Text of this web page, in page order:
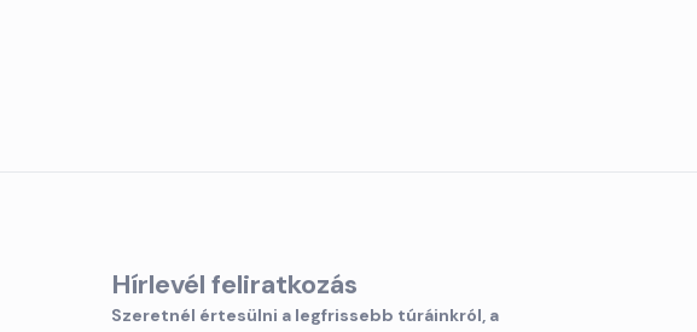
Hírlevél feliratkozás
Szeretnél értesülni a legfrissebb túráinkról, a